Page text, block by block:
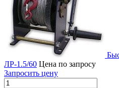
ЛР-1.5/60 Цена по запросу
Запросить цену